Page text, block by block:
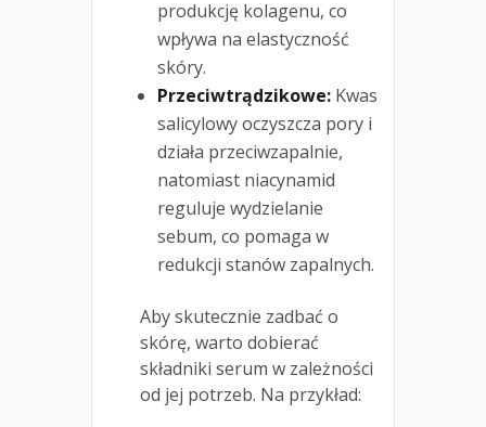
produkcję kolagenu, co
wpływa na elastyczność
skóry.
Przeciwtrądzikowe: Kwas
salicylowy oczyszcza pory i
działa przeciwzapalnie,
natomiast niacynamid
reguluje wydzielanie
sebum, co pomaga w
redukcji stanów zapalnych.
Aby skutecznie zadbać o
skórę, warto dobierać
składniki serum w zależności
od jej potrzeb. Na przykład: